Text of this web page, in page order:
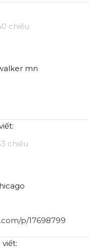
chiều
mn
chiều
p/17698799
viết: